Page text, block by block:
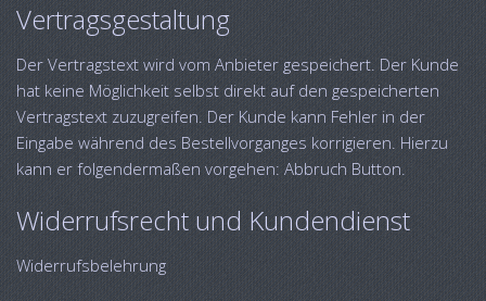
Vertragsgestaltung
Der Vertragstext wird vom Anbieter gespeichert. Der Kunde
hat keine Möglichkeit selbst direkt auf den gespeicherten
Vertragstext zuzugreifen. Der Kunde kann Fehler in der
Eingabe während des Bestellvorganges korrigieren. Hierzu
kann er folgendermaßen vorgehen: Abbruch Button.
Widerrufsrecht und Kundendienst
Widerrufsbelehrung